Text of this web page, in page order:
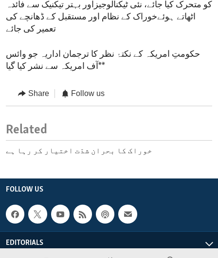
کو متحرک کیا جائے، نئی ٹیکنالوجیزاور بہتر تیکنیک سے فائدہ
اٹھاتے ہوئےخوراک کے نظام اور مستقبل کے ڈھانچے کی
تعمیر کی جائے
حکومتِ امریکہ کے نکتۂ نظر کا ترجمان اداریہ جو وائس
آف امریکہ سے نشر کیا گیا**
Share Follow us
Related
خوراک کا بحران شدّت اختیار کر رہا ہے
FOLLOW US
EDITORIALS